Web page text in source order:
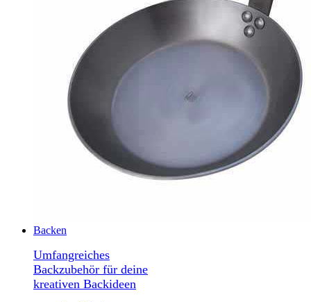
Backen
Umfangreiches
Backzubehör für deine
kreativen Backideen